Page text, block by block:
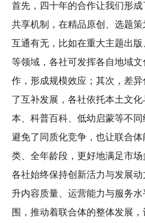
首先，四十年的合作让我们形
共享机制，在精品原创、选题
互通有无，比如在重大主题出
等领域，各社可发挥各自地域
作，形成规模效应；其次，差
了互补发展，各社依托本土文
本、科普百科、低幼启蒙等不同
避免了同质化竞争，也让联合
类、全年龄段，更好地满足市
各社始终保持创新活力与发展
升内容质量、运营能力与服务
围，推动着联合体的整体发展